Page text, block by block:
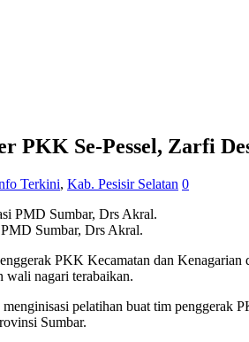
PKK Se-Pessel, Zarfi
Terkini, Kab. Pesisir Selatan 0
Sumbar, Drs Akral.
PKK Kecamatan dan
wali nagari terabaikan.
pelatihan buat tim penggerak
Sumbar.